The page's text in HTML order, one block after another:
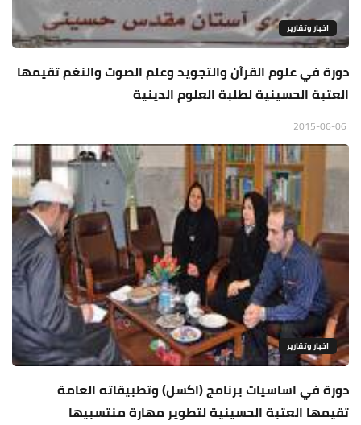
اخبار وتقارير
دورة في علوم القرآن والتجويد وعلم الصوت والنغم تقيمها
العتبة الحسينية لطلبة العلوم الدينية
اخبار وتقارير
دورة في اساسيات برنامج (اكسل) وتطبيقاته العامة
تقيمها العتبة الحسينية لتطوير مهارة منتسبيها